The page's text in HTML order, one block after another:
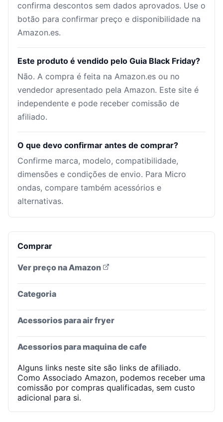
confirma descontos sem dados aprovados. Use o
botão para confirmar preço e disponibilidade na
Amazon.es.
Este produto é vendido pelo Guia Black Friday?
Não. A compra é feita na Amazon.es ou no
vendedor apresentado pela Amazon. Este site é
independente e pode receber comissão de
afiliado.
O que devo confirmar antes de comprar?
Confirme marca, modelo, compatibilidade,
dimensões e condições de envio. Para Micro
ondas, compare também acessórios e
alternativas.
Comprar
Ver preço na Amazon
Categoria
Acessorios para air fryer
Acessorios para maquina de cafe
Alguns links neste site são links de afiliado.
Como Associado Amazon, podemos receber uma
comissão por compras qualificadas, sem custo
adicional para si.